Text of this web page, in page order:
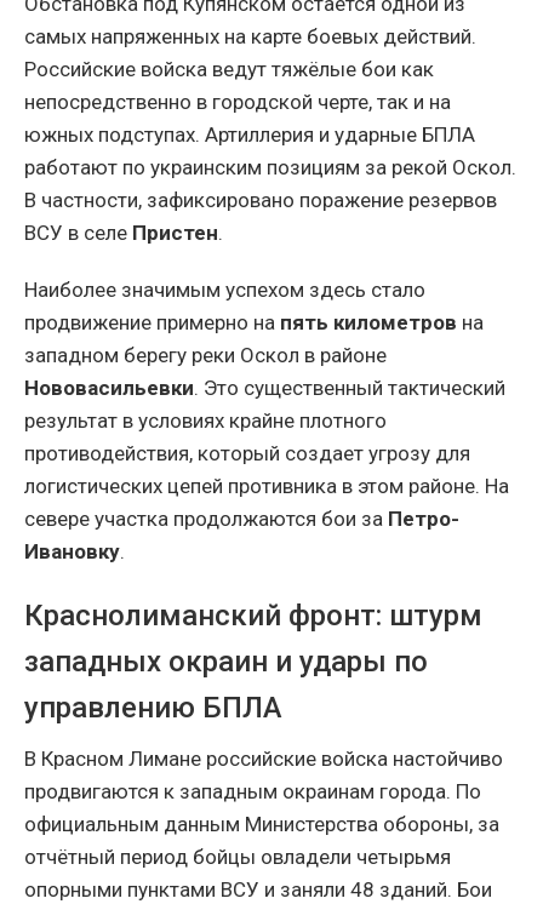
самых напряженных на карте боевых действий.
Российские войска ведут тяжёлые бои как
непосредственно в городской черте, так и на
южных подступах. Артиллерия и ударные БПЛА
работают по украинским позициям за рекой Оскол.
В частности, зафиксировано поражение резервов
ВСУ в селе Пристен.
Наиболее значимым успехом здесь стало
продвижение примерно на пять километров на
западном берегу реки Оскол в районе
Нововасильевки. Это существенный тактический
результат в условиях крайне плотного
противодействия, который создает угрозу для
логистических цепей противника в этом районе. На
севере участка продолжаются бои за Петро-
Ивановку.
Краснолиманский фронт: штурм
западных окраин и удары по
управлению БПЛА
В Красном Лимане российские войска настойчиво
продвигаются к западным окраинам города. По
официальным данным Министерства обороны, за
отчётный период бойцы овладели четырьмя
опорными пунктами ВСУ и заняли 48 зданий. Бои